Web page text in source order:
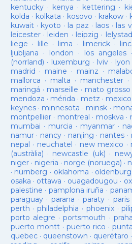
kentucky· kenya · kettering ·
kolda · kolkata · kosovo · krakow·
kuwait· kyoto · la paz · laos· las
leicester· leiden · leipzig · lelystad
liege · lille · lima · limerick·
ljubljana · london · los angeles·
(norrland) · luxemburg · lviv · lyon
madrid · maine · mainz ·
mallorca · malta · manchester·
maringá · marseille · mato grosso
mendoza · mérida · metz · mexico
keynes· minnesota · minsk ·
montpellier· montreal · moskva ·
mumbai · murcia · myanmar·
namur· nancy · nanjing · nantes ·
nepal · neuchatel · new mexico ·
(austràlia) · newcastle (uk) ·
niger· nigeria · norge (noruega) ·
· nürnberg · oklahoma · oldenburg
osaka · ottawa · ouagadougou ·
palestine · pamplona iruña ·
paraguay· parana ·paraty · paris
perth ·philadelphia · phoenix·
porto alegre ·portsmouth ·praha
puerto montt· puerto rico ·
quebec· queenstown · querétaro ·